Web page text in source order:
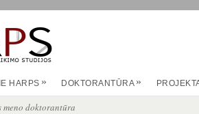
HARPS » DOKTORANTŪRA »
doktorantūra